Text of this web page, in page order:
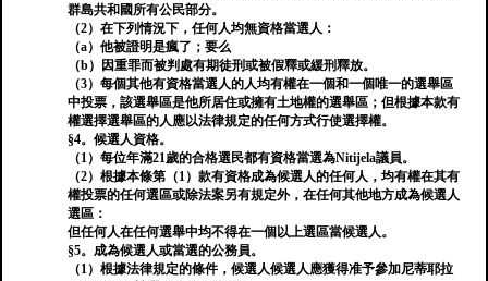
群島共和國所有公民部分。
（2）在下列情況下，任何人均無資格當選人：
（a）他被證明是瘋了；要么
（b）因重罪而被判處有期徒刑或被假釋或緩刑釋放。
（3）每個其他有資格當選人的人均有權在一個和一個唯一的選舉區
中投票，該選舉區是他所居住或擁有土地權的選舉區；但根據本款有
權選擇選舉區的人應以法律規定的任何方式行使選擇權。
§4。候選人資格。
（1）每位年滿21歲的合格選民都有資格當選為Nitijela議員。
（2）根據本條第（1）款有資格成為候選人的任何人，均有權在其有
權投票的任何選區或除法案另有規定外，在任何其他地方成為候選人
選區：
但任何人在任何選舉中均不得在一個以上選區當候選人。
§5。成為候選人或當選的公務員。
（1）根據法律規定的條件，候選人候選人應獲得准予參加尼蒂耶拉